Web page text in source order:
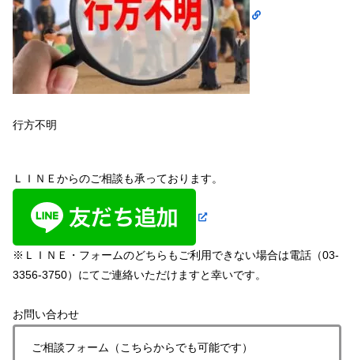
行方不明
ＬＩＮＥからのご相談も承っております。
※ＬＩＮＥ・フォームのどちらもご利用できない場合は電話（03-
3356-3750）にてご連絡いただけますと幸いです。
お問い合わせ
ご相談フォーム（こちらからでも可能です）